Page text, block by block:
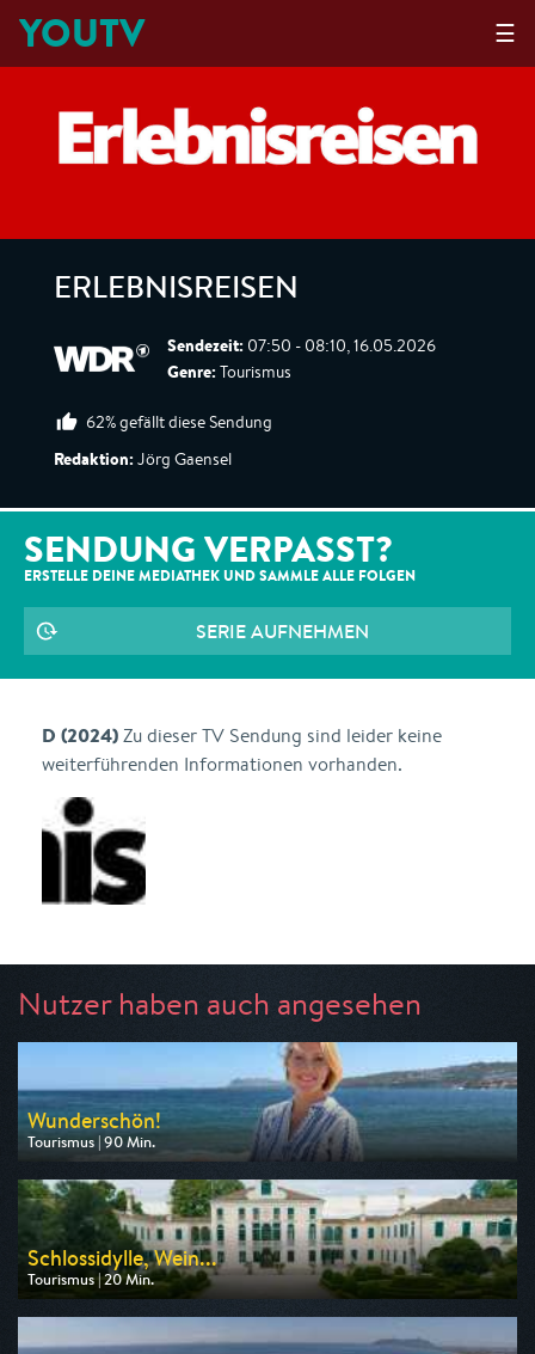
☰
YOUTV
ERLEBNISREISEN
Sendezeit: 07:50 - 08:10, 16.05.2026
Genre: Tourismus
62% gefällt diese Sendung
Redaktion: Jörg Gaensel
SENDUNG VERPASST?
ERSTELLE DEINE MEDIATHEK UND SAMMLE ALLE FOLGEN
SERIE AUFNEHMEN
D (2024)Zu dieser TV Sendung sind leider keine
weiterführenden Informationen vorhanden.
Nutzer haben auch angesehen
Wunderschön!
Tourismus | 90 Min.
Ausgestrahlt von HR
am 07.08.2026, 20:15
Schlossidylle, Wein...
Tourismus | 20 Min.
Ausgestrahlt von 3sat
am 08.08.2026, 23:05